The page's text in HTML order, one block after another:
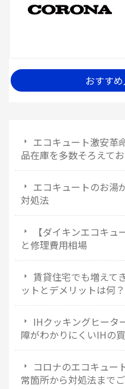
おすす
エコキュート激安革
品在庫を多数そろえて
エコキュートのお湯
対処法
【ダイキンエコキ
と修理費用相場
賃貸住宅でも増えて
ットとデメリットは何？
IHクッキングヒータ
障がわかりにくいIHの
コロナのエコキュー
常箇所から対処法まで